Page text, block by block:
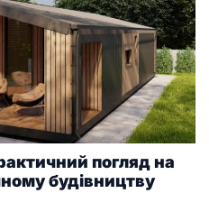
погляд на
будівництву